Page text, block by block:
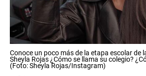
Conoce un poco más de la etapa escolar de
Sheyla Rojas ¿Cómo se llama su colegio?
(Foto: Sheyla Rojas/Instagram)